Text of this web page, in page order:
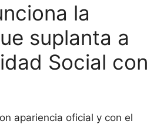
la
suplanta a
Social con
apariencia oficial y con el